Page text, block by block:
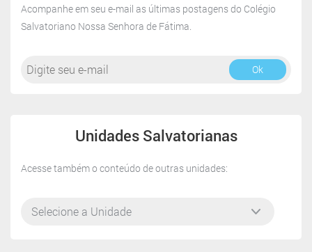
Acompanhe em seu e-mail as últimas postagens do Colégio
Salvatoriano Nossa Senhora de Fátima.
Ok
Unidades Salvatorianas
Acesse também o conteúdo de outras unidades: